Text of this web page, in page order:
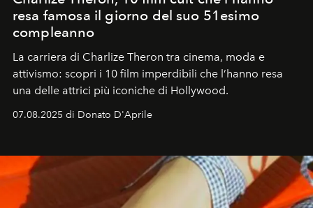
resa famosa il giorno del suo 51esimo
compleanno
La carriera di Charlize Theron tra cinema, moda e
attivismo: scopri i 10 film imperdibili che l’hanno resa
una delle attrici più iconiche di Hollywood.
07.08.2025 di Donato D'Aprile